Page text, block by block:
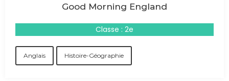
Good Morning England
Classe : 2e
Anglais Histoire-Géographie